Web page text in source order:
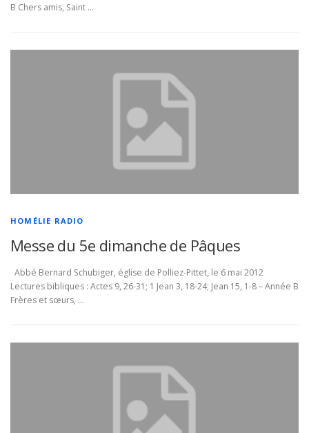
B Chers amis, Saint …
HOMÉLIE RADIO
Messe du 5e dimanche de Pâques
Abbé Bernard Schubiger, église de Polliez-Pittet, le 6 mai 2012
Lectures bibliques : Actes 9, 26-31; 1 Jean 3, 18-24; Jean 15, 1-8 – Année B
Frères et sœurs, …